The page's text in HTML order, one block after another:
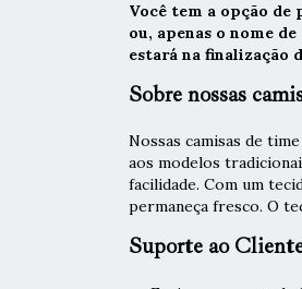
Você tem a opção de
ou, apenas o nome
estará na finalização
Sobre nossas
Nossas camisas de
aos modelos
facilidade. Com um
permaneça fresco. O
Suporte ao